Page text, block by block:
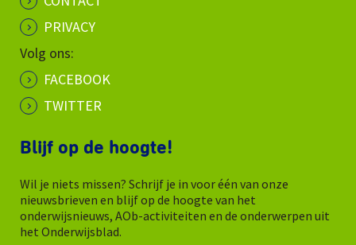
PRIVACY
Volg ons:
FACEBOOK
TWITTER
Blijf op de hoogte!
Wil je niets missen? Schrijf je in voor één van onze
nieuwsbrieven en blijf op de hoogte van het
onderwijsnieuws, AOb-activiteiten en de onderwerpen uit
het Onderwijsblad.